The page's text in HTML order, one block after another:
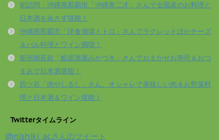
初訪問：沖縄県那覇市「沖縄青二才」さんで全国産のお料理と
日本酒を余さず堪能！
沖縄県那覇市「洋食酒場トトロ」さんでラクレットほかチーズ
＆バル料理とワイン満喫！
新宿御苑前「鮨居酒屋みかづき」さんでおまかせお寿司＆おつ
まみで日本酒堪能！
四ツ谷「肉やしるし」さん、オシャレで美味しい肉＆お野菜料
理と日本酒＆ワイン堪能！
Twitterタイムライン
@nishiki_acさんのツイート